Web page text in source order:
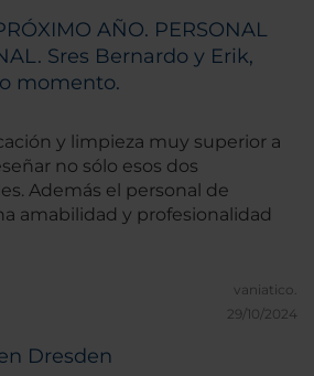
AÑO. PERSONAL
Sres Bernardo y Erik,
momento.
y limpieza muy superior a
no sólo esos dos
Además el personal de
amabilidad y profesionalidad
vaniatico.
29/10/2024
Dresden